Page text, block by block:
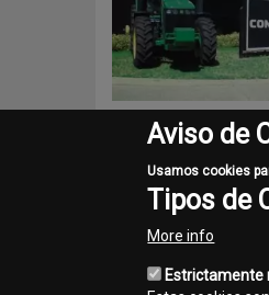
Aviso de
Usamos cookies
Tipos de
More info
Estrictamente